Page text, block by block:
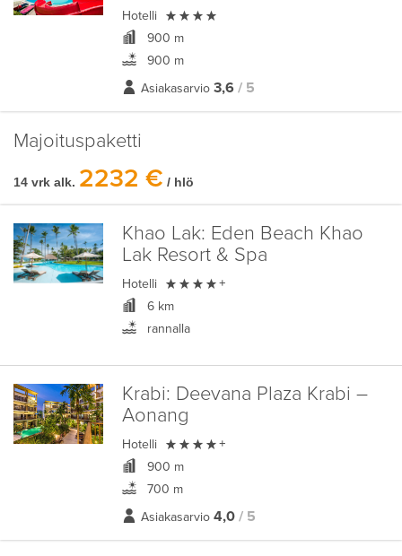
Hotelli 
900 m
900 m
Asiakasarvio 3,6 / 5
Majoituspaketti
14 vrk alk. 2232 € / hlö
Khao Lak: Eden Beach Khao
Lak Resort & Spa
Hotelli  +
6 km
rannalla
Krabi: Deevana Plaza Krabi –
Aonang
Hotelli  +
900 m
700 m
Asiakasarvio 4,0 / 5